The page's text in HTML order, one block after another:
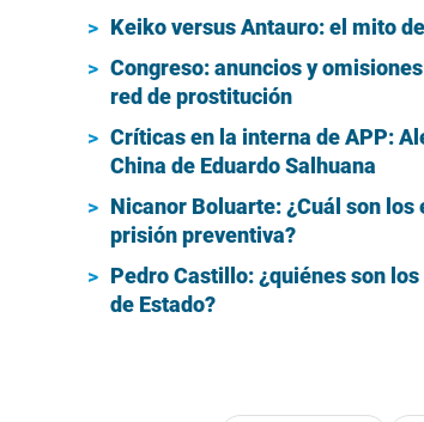
Keiko versus Antauro: el mito
Congreso: anuncios y
red de prostitución
Críticas en la interna de APP:
China de Eduardo Salhuana
Nicanor Boluarte: ¿Cuál son
prisión preventiva?
Pedro Castillo: ¿quiénes son
de Estado?